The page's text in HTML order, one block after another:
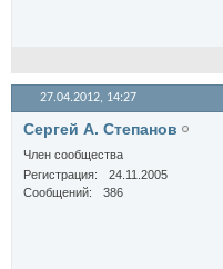
27.04.2012, 14:27
Сергей А. Степанов
Член сообщества
Регистрация
24.11.2005
Сообщений
386